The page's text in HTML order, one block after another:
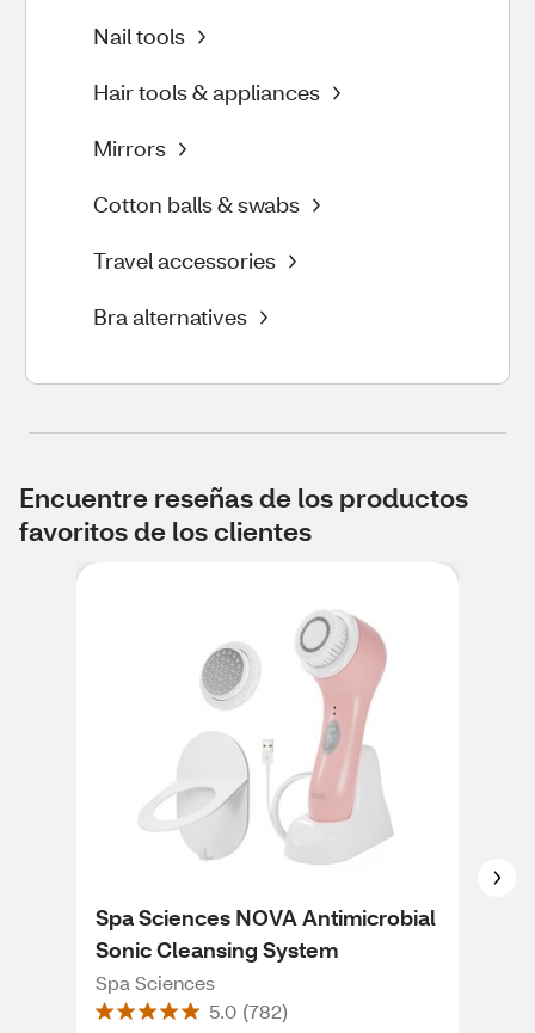
Nail tools
Hair tools & appliances
Mirrors
Cotton balls & swabs
Travel accessories
Bra alternatives
Encuentre reseñas de los productos
favoritos de los clientes
Spa Sciences NOVA Antimicrobial
Sonic Cleansing System
Spa Sciences
5.0 (782)